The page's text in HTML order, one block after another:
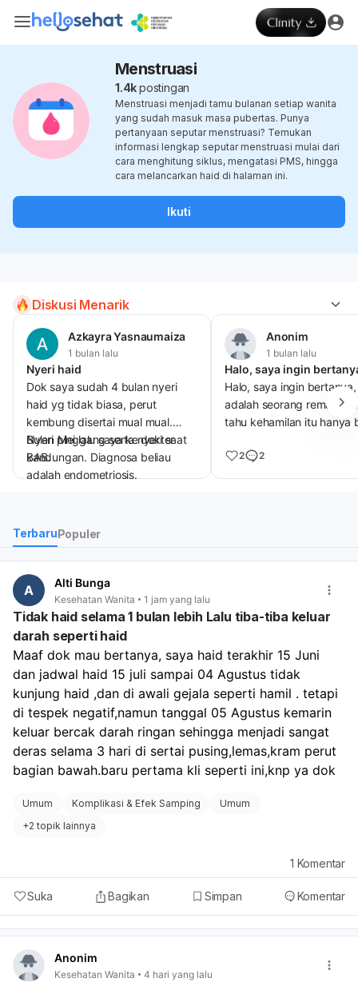
Menstruasi
1.4kpostingan
Menstruasi menjadi tamu bulanan setiap wanita
yang sudah masuk masa pubertas. Punya
pertanyaan seputar menstruasi? Temukan
informasi lengkap seputar menstruasi mulai dari
cara menghitung siklus, mengatasi PMS, hingga
cara melancarkan haid di halaman ini.
Ikuti
Diskusi Menarik
Azkayra Yasnaumaiza
1 bulan lalu
Nyeri haid
Dok saya sudah 4 bulan nyeri
haid yg tidak biasa, perut
kembung disertai mual mual.
Nyeri pinggang serta nyeri saat
BAB.
Bulan Mei lalu saya ke dokter
kandungan. Diagnosa beliau
adalah endometriosis.
dok?
Bagaimana efek nya jika
penyakit itu tidak di obati?
Apakah benar saat berhubungan
suami istri akan sakit? Apakah
benar akan sulit hamil?
7
Anonim
1 bulan lalu
Halo, saya ingin
adalah seorang remaja,
tahu kehamilan itu hanya
sel telur. Saya sedang
tetapi saya tidak pernah
vagina saya, hanya di
klitoris saja, kira-kira saya
pernah berhubungan
sama sekali ya...
2 2
TerbaruPopuler
A Alti Bunga
Kesehatan Wanita 1 jam yang lalu
Tidak haid selama 1 bulan lebih Lalu tiba-tiba keluar
darah seperti haid
Maaf dok mau bertanya, saya haid terakhir 15 Juni
dan jadwal haid 15 juli sampai 04 Agustus tidak
kunjung haid ,dan di awali gejala seperti hamil . tetapi
di tespek negatif,namun tanggal 05 Agustus kemarin
keluar bercak darah ringan sehingga menjadi sangat
deras selama 3 hari di sertai pusing,lemas,kram perut
bagian bawah.baru pertama kli seperti ini,knp ya dok
Umum Komplikasi & Efek Samping
Umum
+2 topik lainnya
Suka Bagikan Simpan Komentar
1 Komentar
Anonim
Kesehatan Wanita 4 hari yang lalu